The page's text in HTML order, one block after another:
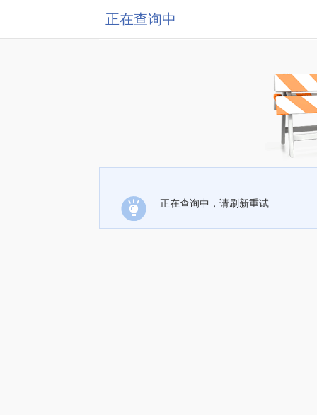
正在查询中
正在查询中，请刷新重试